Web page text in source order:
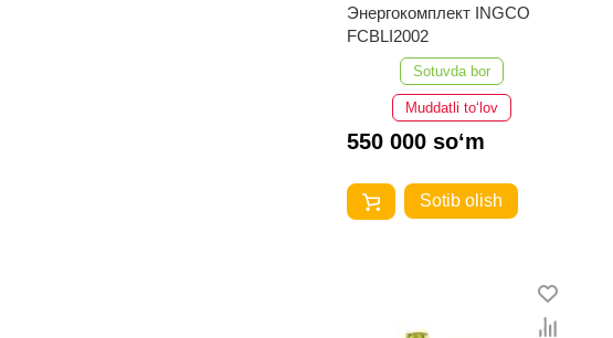
Энергокомплект INGCO
FCBLI2002
Sotuvda bor
Muddatli to‘lov
550 000 so‘m
Sotib olish